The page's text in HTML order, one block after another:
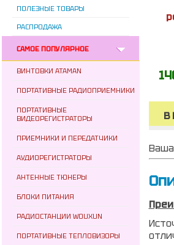
ПОЛЕЗНЫЕ ТОВАРЫ
РАСПРОДАЖА
САМОЕ ПОПУЛЯРНОЕ
ВИНТОВКИ ATAMAN
ПОРТАТИВНЫЕ РАДИОПРИЕМНИКИ
ПОРТАТИВНЫЕ
ВИДЕОРЕГИСТРАТОРЫ
ПРИЕМНИКИ И ПЕРЕДАТЧИКИ
АУДИОРЕГИСТРАТОРЫ
АНТЕННЫЕ ТЮНЕРЫ
БЛОКИ ПИТАНИЯ
РАДИОСТАНЦИИ WOUXUN
ПОРТАТИВНЫЕ ТЕПЛОВИЗОРЫ
В
Ваша